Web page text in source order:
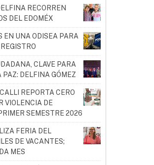
RECORREN
DEL EDOMÉX
EN UNA ODISEA PARA
CLAVE PARA
PAZ: DELFINA GÓMEZ
REPORTA CERO
VIOLENCIA DE
SEMESTRE 2026
FERIA DEL
DE VACANTES;
MES